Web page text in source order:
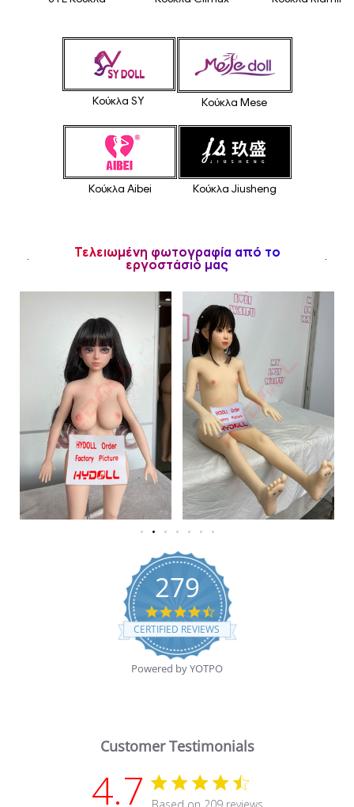
Κούκλα SY Κούκλα Mese
Κούκλα Aibei Κούκλα Jiusheng
Τελειωμένη φωτογραφία από το
εργοστάσιό μας
279
4.7 star rating
CERTIFIED REVIEWS
Powered by YOTPO
Customer Testimonials
4.7 4.7 star rating